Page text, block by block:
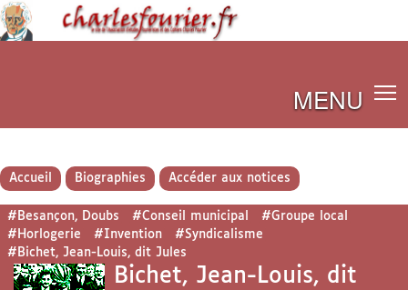
MENU
Accueil Biographies Accéder aux notices
#Besançon, Doubs #Conseil municipal
#Groupe local
#Horlogerie
#Invention
#Syndicalisme
#Bichet, Jean-Louis, dit Jules
Bichet, Jean-Louis, dit